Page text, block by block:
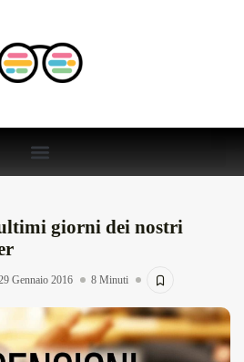
giorni dei nostri
Gennaio 2016 8 Minuti